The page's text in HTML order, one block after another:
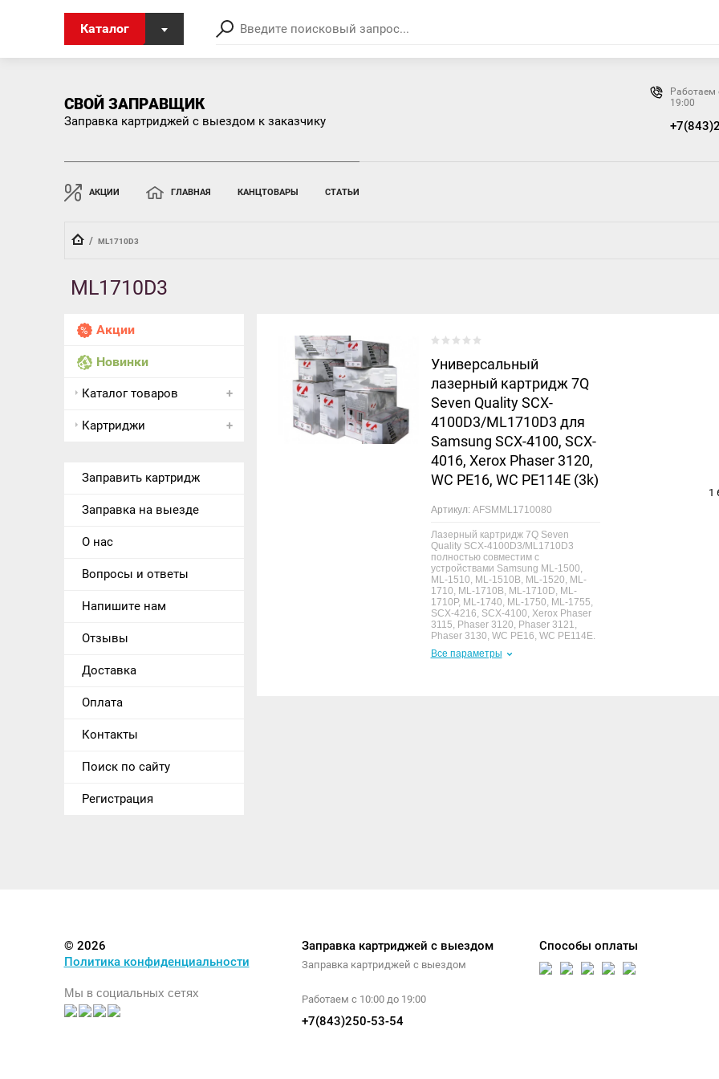
Каталог
СВОЙ ЗАПРАВЩИК
Заправка картриджей с выездом к заказчику
Работаем
19:00
АКЦИИ ГЛАВНАЯ КАНЦТОВАРЫ СТАТЬИ
  /
ML1710D3
ML1710D3
Акции
Новинки
Каталог товаров
Картриджи
Заправить картридж
Заправка на выезде
О нас
Вопросы и ответы
Напишите нам
Отзывы
Доставка
Оплата
Контакты
Поиск по сайту
Регистрация
Универсальный
лазерный картридж 7Q
Seven Quality SCX-
4100D3/ML1710D3 для
Samsung SCX-4100, SCX-
4016, Xerox Phaser 3120,
WC PE16, WC PE114E (3k)
Артикул:AFSMML1710080
Лазерный картридж 7Q Seven
Quality SCX-4100D3/ML1710D3
полностью совместим с
устройствами Samsung ML-1500,
ML-1510, ML-1510B, ML-1520, ML-
1710, ML-1710B, ML-1710D, ML-
1710P, ML-1740, ML-1750, ML-1755,
SCX-4216, SCX-4100, Xerox Phaser
3115, Phaser 3120, Phaser 3121,
Phaser 3130, WC PE16, WC PE114E.
Все параметры
1
© 2026
Политика конфиденциальности
Мы в социальных сетях
Заправка картриджей с выездом
Заправка картриджей с выездом
Работаем с 10:00 до 19:00
+7(843)250-53-54
Способы оплаты